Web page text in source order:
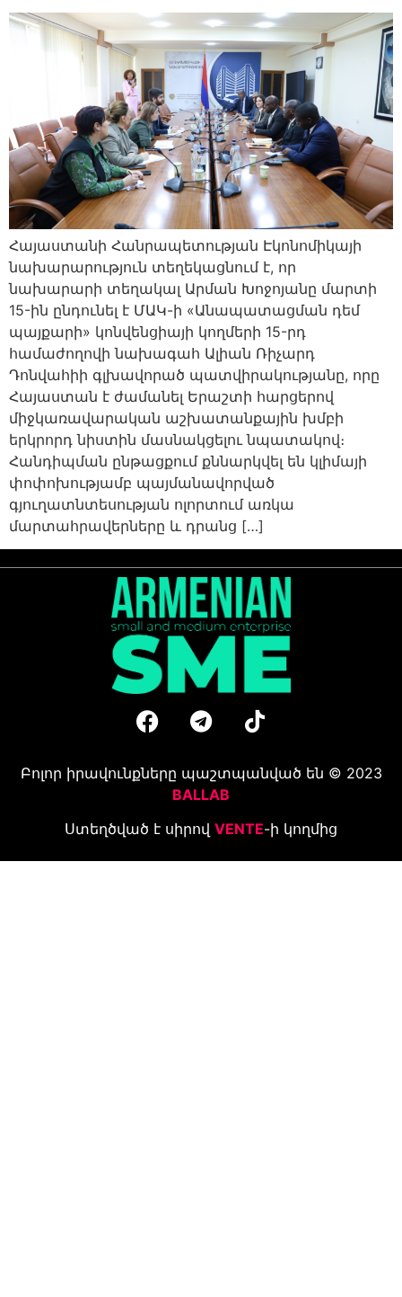
Հայաստանի Հանրապետության Էկոնոմիկայի
նախարարություն տեղեկացնում է, որ
նախարարի տեղակալ Արման Խոջոյանը մարտի
15-ին ընդունել է ՄԱԿ-ի «Անապատացման դեմ
պայքարի» կոնվենցիայի կողմերի 15-րդ
համաժողովի նախագահ Ալիան Ռիչարդ
Դոնվահիի գլխավորած պատվիրակությանը, որը
Հայաստան է ժամանել Երաշտի հարցերով
միջկառավարական աշխատանքային խմբի
երկրորդ նիստին մասնակցելու նպատակով։
Հանդիպման ընթացքում քննարկվել են կլիմայի
փոփոխությամբ պայմանավորված
գյուղատնտեսության ոլորտում առկա
մարտահրավերները և դրանց […]
Բոլոր իրավունքները պաշտպանված են © 2023
BALLAB
Ստեղծված է սիրով VENTE-ի կողմից